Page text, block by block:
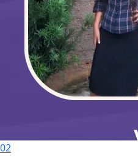
02